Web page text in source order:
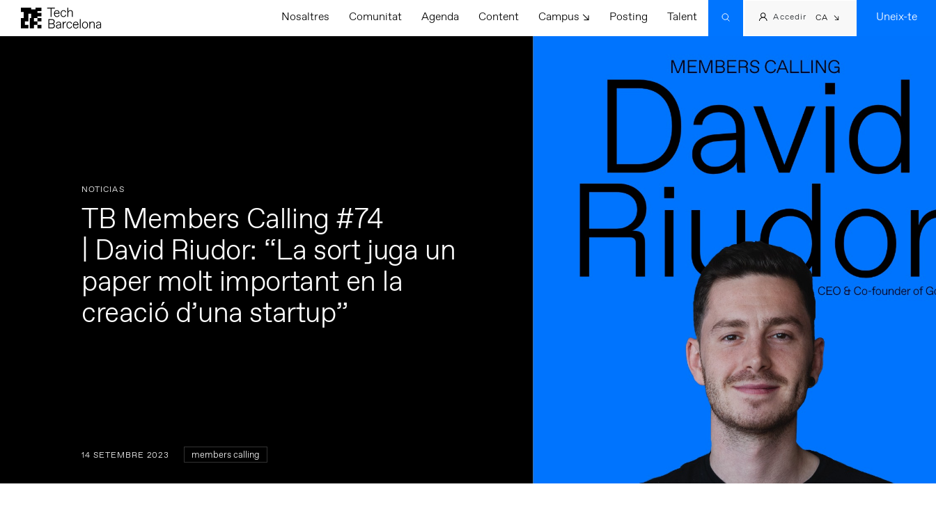
Nosaltres Comunitat Agenda Content Campus ↘ Posting Talent Accedir CA Uneix-te
14 SETEMBRE 2023 members calling
NOTICIAS
TB Members Calling #74
| David Riudor: “La sort juga un
paper molt important en la
creació d’una startup”